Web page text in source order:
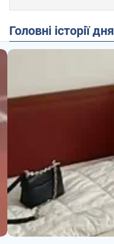
Головні історії дня